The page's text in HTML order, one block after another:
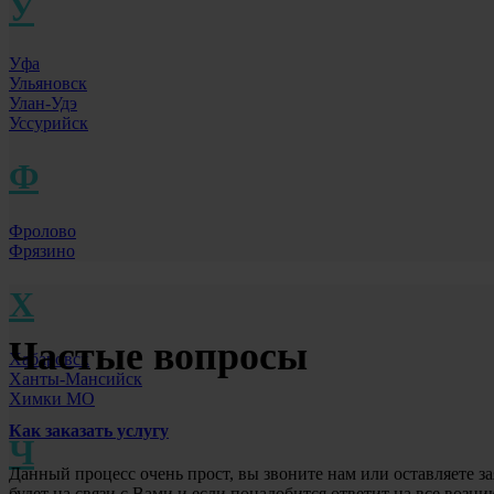
У
Уфа
Ульяновск
Улан-Удэ
Уссурийск
Ф
Фролово
Фрязино
Х
Хабаровск
Ханты-Мансийск
Химки МО
Ч
Частые вопросы
Как заказать услугу
Данный процесс очень прост, вы звоните нам или оставляете